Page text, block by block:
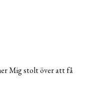
Mig stolt över att få